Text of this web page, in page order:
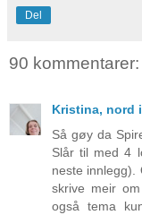
Del
90 kommentarer:
Kristina, nord
Så gøy da
Slår til med 4
neste innlegg).
skrive meir
også tema